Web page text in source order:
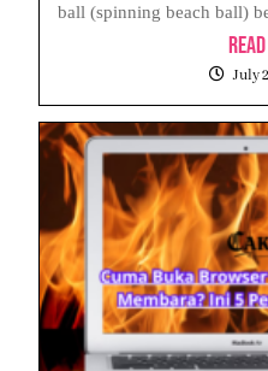
ball (spinning beach ball)
July